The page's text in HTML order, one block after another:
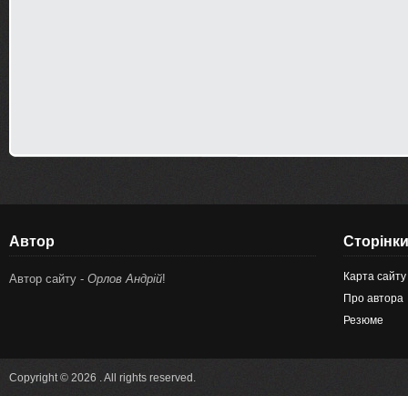
Автор
Автор сайту - Орлов Андрій!
Сторінки
Карта сайту
Про автора
Резюме
Copyright © 2026 . All rights reserved.